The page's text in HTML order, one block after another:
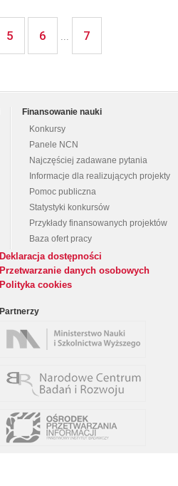
5 6 ... 7
Finansowanie nauki
Konkursy
Panele NCN
Najczęściej zadawane pytania
Informacje dla realizujących projekty
Pomoc publiczna
Statystyki konkursów
Przykłady finansowanych projektów
Baza ofert pracy
Deklaracja dostępności
Przetwarzanie danych osobowych
Polityka cookies
Partnerzy